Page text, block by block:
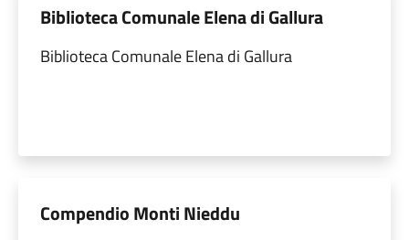
Biblioteca Comunale Elena di Gallura
Biblioteca Comunale Elena di Gallura
Compendio Monti Nieddu